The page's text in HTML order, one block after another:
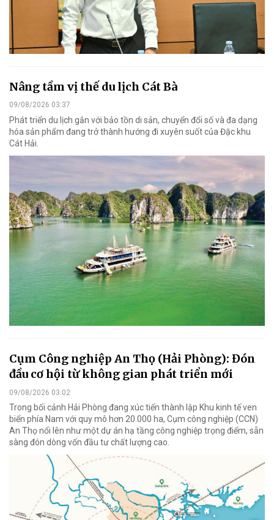
Nâng tầm vị thế du lịch Cát Bà
09/08/2026 03:37
Phát triển du lịch gắn với bảo tồn di sản, chuyển đổi số và đa dạng
hóa sản phẩm đang trở thành hướng đi xuyên suốt của Đặc khu
Cát Hải.
Cụm Công nghiệp An Thọ (Hải Phòng): Đón
đầu cơ hội từ không gian phát triển mới
09/08/2026 03:02
Trong bối cảnh Hải Phòng đang xúc tiến thành lập Khu kinh tế ven
biển phía Nam với quy mô hơn 20.000 ha, Cụm công nghiệp (CCN)
An Thọ nổi lên như một dự án hạ tầng công nghiệp trọng điểm, sẵn
sàng đón dòng vốn đầu tư chất lượng cao.